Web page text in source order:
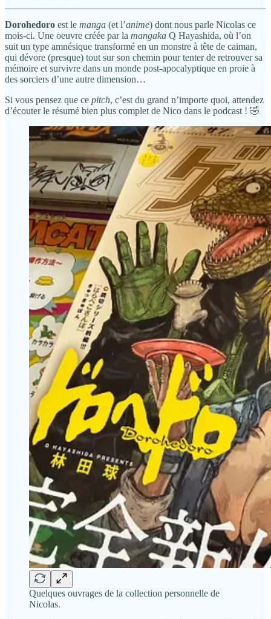
Dorohedoro est le manga (et l’anime) dont nous parle Nicolas ce
mois-ci. Une oeuvre créée par la mangaka Q Hayashida, où l’on
suit un type amnésique transformé en un monstre à tête de caiman,
qui dévore (presque) tout sur son chemin pour tenter de retrouver sa
mémoire et survivre dans un monde post-apocalyptique en proie à
des sorciers d’une autre dimension…
Si vous pensez que ce pitch, c’est du grand n’importe quoi, attendez
d’écouter le résumé bien plus complet de Nico dans le podcast ! 🤣
Quelques ouvrages de la collection personnelle de
Nicolas.